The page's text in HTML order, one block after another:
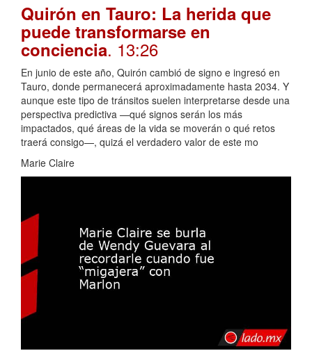
Quirón en Tauro: La herida que
puede transformarse en
conciencia. 13:26
En junio de este año, Quirón cambió de signo e ingresó en
Tauro, donde permanecerá aproximadamente hasta 2034. Y
aunque este tipo de tránsitos suelen interpretarse desde una
perspectiva predictiva —qué signos serán los más
impactados, qué áreas de la vida se moverán o qué retos
traerá consigo—, quizá el verdadero valor de este mo
Marie Claire